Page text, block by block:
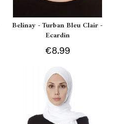
Belinay - Turban Bleu Clair -
Ecardin
€8.99